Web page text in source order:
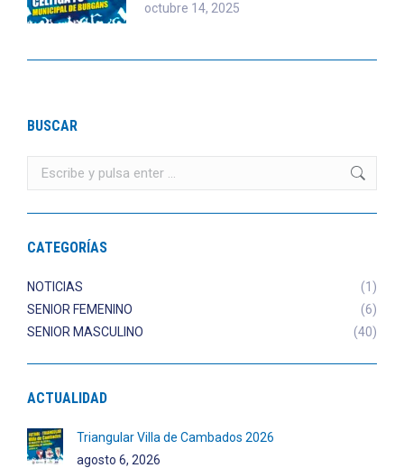
octubre 14, 2025
BUSCAR
CATEGORÍAS
NOTICIAS
(1)
SENIOR FEMENINO
(6)
SENIOR MASCULINO
(40)
ACTUALIDAD
Triangular Villa de Cambados 2026
agosto 6, 2026